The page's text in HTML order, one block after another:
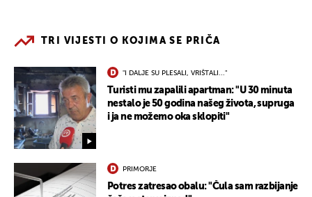
TRI VIJESTI O KOJIMA SE PRIČA
"I DALJE SU PLESALI, VRIŠTALI..."
Turisti mu zapalili apartman: "U 30 minuta
nestalo je 50 godina našeg života, supruga
i ja ne možemo oka sklopiti"
PRIMORJE
Potres zatresao obalu: "Čula sam razbijanje